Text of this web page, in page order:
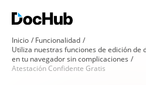
Inicio
Funcionalidad
Utiliza nuestras funciones de edición de
en tu navegador sin complicaciones
Atestación Confidente Gratis